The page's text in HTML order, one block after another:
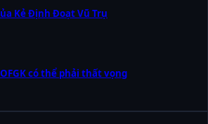
Kẻ Định Đoạt Vũ Trụ
có thể phải thất vọng